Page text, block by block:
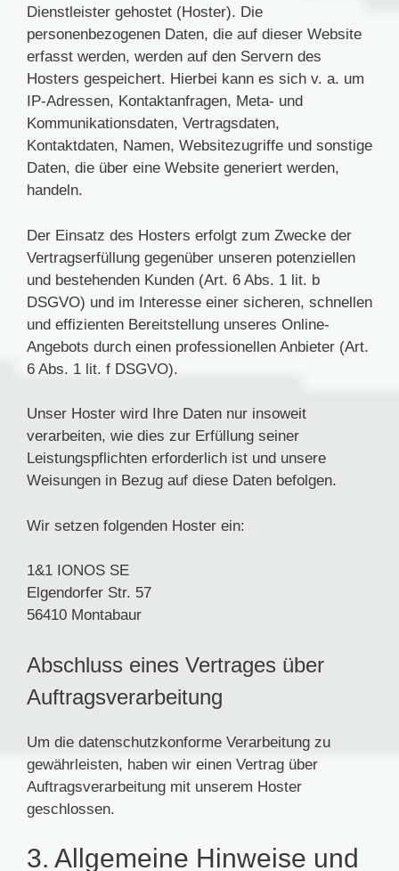
Dienstleister gehostet (Hoster). Die
personenbezogenen Daten, die auf dieser Website
erfasst werden, werden auf den Servern des
Hosters gespeichert. Hierbei kann es sich v. a. um
IP-Adressen, Kontaktanfragen, Meta- und
Kommunikationsdaten, Vertragsdaten,
Kontaktdaten, Namen, Websitezugriffe und sonstige
Daten, die über eine Website generiert werden,
handeln.
Der Einsatz des Hosters erfolgt zum Zwecke der
Vertragserfüllung gegenüber unseren potenziellen
und bestehenden Kunden (Art. 6 Abs. 1 lit. b
DSGVO) und im Interesse einer sicheren, schnellen
und effizienten Bereitstellung unseres Online-
Angebots durch einen professionellen Anbieter (Art.
6 Abs. 1 lit. f DSGVO).
Unser Hoster wird Ihre Daten nur insoweit
verarbeiten, wie dies zur Erfüllung seiner
Leistungspflichten erforderlich ist und unsere
Weisungen in Bezug auf diese Daten befolgen.
Wir setzen folgenden Hoster ein:
1&1 IONOS SE
Elgendorfer Str. 57
56410 Montabaur
Abschluss eines Vertrages über
Auftragsverarbeitung
Um die datenschutzkonforme Verarbeitung zu
gewährleisten, haben wir einen Vertrag über
Auftragsverarbeitung mit unserem Hoster
geschlossen.
3. Allgemeine Hinweise und